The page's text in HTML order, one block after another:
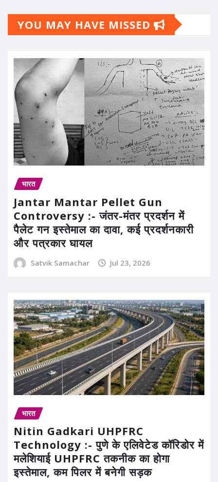
YOU MAY HAVE MISSED
भारत
Jantar Mantar Pellet Gun
Controversy :- जंतर-मंतर प्रदर्शन में
पैलेट गन इस्तेमाल का दावा, कई प्रदर्शनकारी
और पत्रकार घायल
Satvik Samachar Jul 23, 2026
भारत
Nitin Gadkari UHPFRC
Technology :- पुणे के एलिवेटेड कॉरिडोर में
मलेशियाई UHPFRC तकनीक का होगा
इस्तेमाल, कम पिलर में बनेगी सड़क